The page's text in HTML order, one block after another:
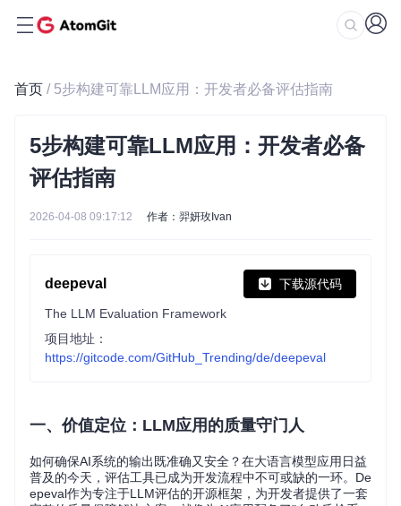
首页 / 5步构建可靠LLM应用：开发者必备评估指南
5步构建可靠LLM应用：开发者必备
评估指南
2026-04-08 09:17:12 作者：羿妍玫Ivan
deepeval 下载源代码
The LLM Evaluation Framework
项目地址：
https://gitcode.com/GitHub_Trending/de/deepeval
一、价值定位：LLM应用的质量守门人
如何确保AI系统的输出既准确又安全？在大语言模型应用日益
普及的今天，评估工具已成为开发流程中不可或缺的一环。De
epeval作为专注于LLM评估的开源框架，为开发者提供了一套